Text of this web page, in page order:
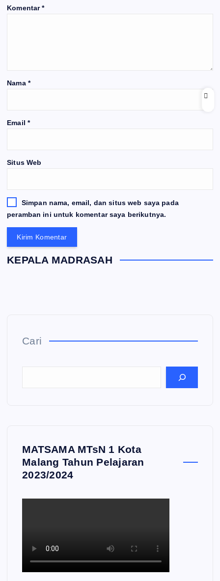
Komentar*
Nama *
Email *
Situs Web
Simpan nama, email, dan situs web saya pada
peramban ini untuk komentar saya berikutnya.
KEPALA MADRASAH
Cari
MATSAMA MTsN 1 Kota
Malang Tahun Pelajaran
2023/2024